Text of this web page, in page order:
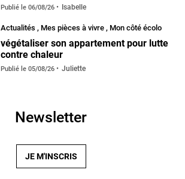
Publié le 06/08/26 Isabelle
Actualités , Mes pièces à vivre , Mon côté écolo
végétaliser son appartement pour lutte
contre chaleur
Publié le 05/08/26 Juliette
Newsletter
JE M'INSCRIS